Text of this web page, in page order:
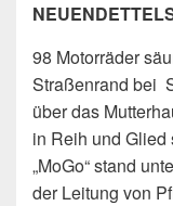
98 Motorräder
Straßenrand bei
über das
in Reih und Glied
„MoGo“ stand
der Leitung von